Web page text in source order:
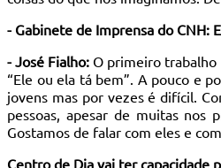
- Gabinete de Imprensa do CNH:
- José Fialho: O primeiro trabalho
“Ele ou ela tá bem”. A pouco e
jovens mas por vezes é difícil.
pessoas, apesar de muitas nos
Gostamos de falar com eles e
Centro de Dia vai ter capacidade